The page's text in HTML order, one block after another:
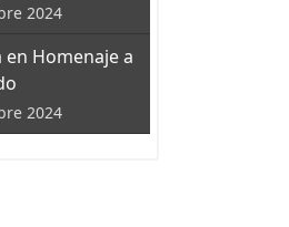
2024
en Homenaje a
2024